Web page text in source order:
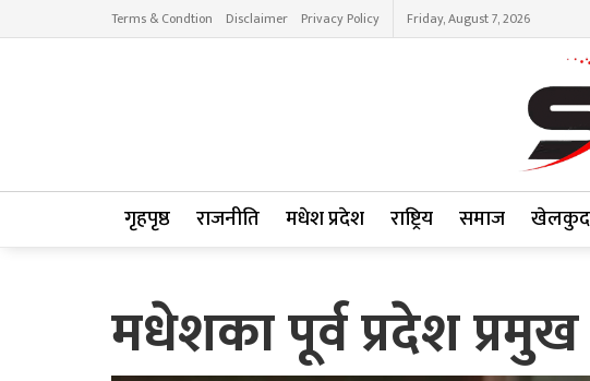
Terms & Condtion Disclaimer Privacy Policy Friday, August 7, 2026
गृहपृष्ठ राजनीति मधेश प्रदेश राष्ट्रिय समाज खेलकुद
मधेशका पूर्व प्रदेश